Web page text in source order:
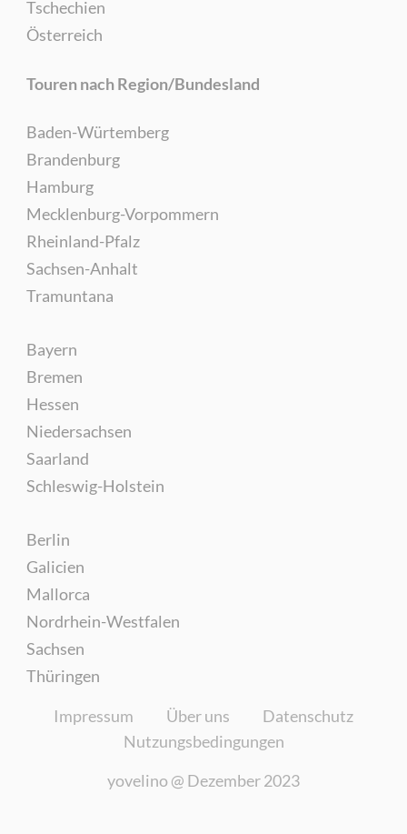
Tschechien
Österreich
Touren nach Region/Bundesland
Baden-Würtemberg
Brandenburg
Hamburg
Mecklenburg-Vorpommern
Rheinland-Pfalz
Sachsen-Anhalt
Tramuntana
Bayern
Bremen
Hessen
Niedersachsen
Saarland
Schleswig-Holstein
Berlin
Galicien
Mallorca
Nordrhein-Westfalen
Sachsen
Thüringen
Impressum Über uns
Datenschutz
Nutzungsbedingungen
yovelino @ Dezember 2023